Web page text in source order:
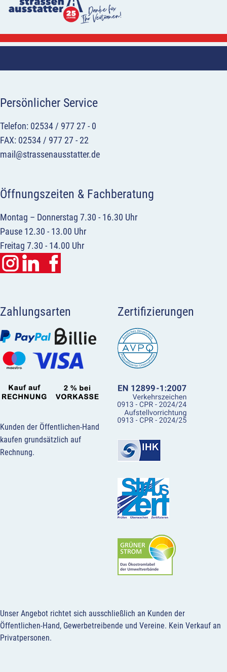
Persönlicher Service
Telefon: 02534 / 977 27 - 0
FAX: 02534 / 977 27 - 22
mail@strassenausstatter.de
Öffnungszeiten & Fachberatung
Montag – Donnerstag 7.30 - 16.30 Uhr
Pause 12.30 - 13.00 Uhr
Freitag 7.30 - 14.00 Uhr
Zahlungsarten
Kunden der Öffentlichen-Hand
kaufen grundsätzlich auf
Rechnung.
Zertifizierungen
Unser Angebot richtet sich ausschließlich an Kunden der
Öffentlichen-Hand, Gewerbetreibende und Vereine. Kein Verkauf an
Privatpersonen.